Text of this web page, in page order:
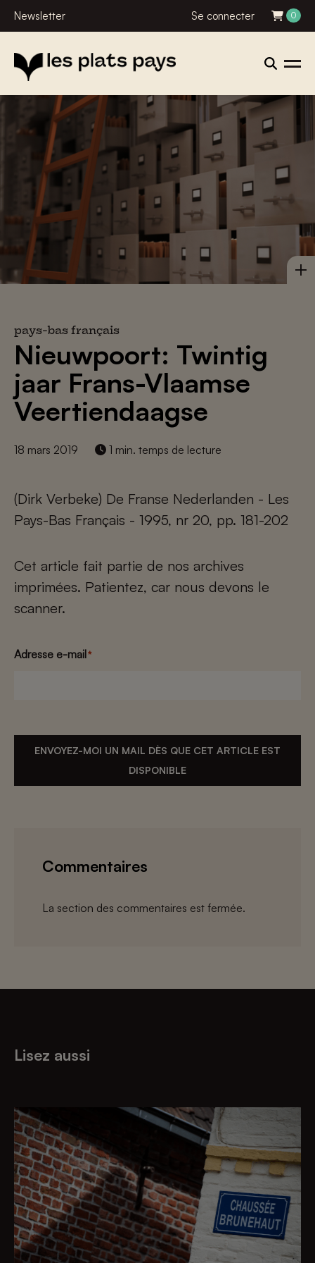
Newsletter Se connecter 0
pays-bas français
Nieuwpoort: Twintig
jaar Frans-Vlaamse
Veertiendaagse
18 mars 2019 1 min. temps de lecture
(Dirk Verbeke) De Franse Nederlanden - Les
Pays-Bas Français - 1995, nr 20, pp. 181-202
Cet article fait partie de nos archives
imprimées. Patientez, car nous devons le
scanner.
Adresse e-mail*
ENVOYEZ-MOI UN MAIL DÈS QUE CET ARTICLE EST
DISPONIBLE
Commentaires
La section des commentaires est fermée.
Lisez aussi